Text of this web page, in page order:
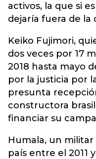
activos, la que si
dejaría fuera de la
Keiko Fujimori,
dos veces por 17
2018 hasta mayo
por la justicia por
presunta
constructora
financiar su
Humala, un
país entre el 2011